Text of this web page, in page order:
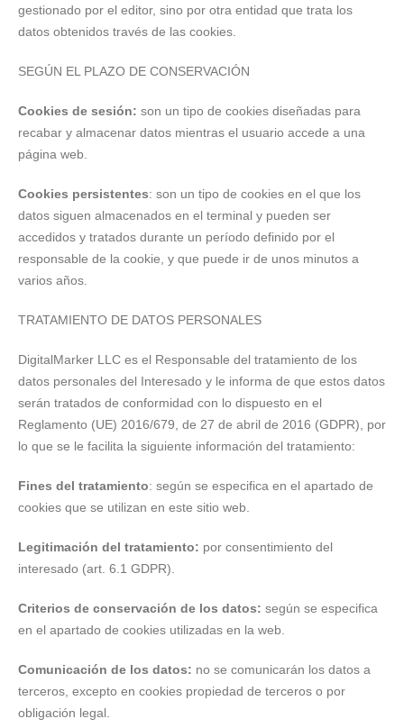
gestionado por el editor, sino por otra entidad que trata los
datos obtenidos través de las cookies.
SEGÚN EL PLAZO DE CONSERVACIÓN
Cookies de sesión: son un tipo de cookies diseñadas para
recabar y almacenar datos mientras el usuario accede a una
página web.
Cookies persistentes: son un tipo de cookies en el que los
datos siguen almacenados en el terminal y pueden ser
accedidos y tratados durante un período definido por el
responsable de la cookie, y que puede ir de unos minutos a
varios años.
TRATAMIENTO DE DATOS PERSONALES
DigitalMarker LLC es el Responsable del tratamiento de los
datos personales del Interesado y le informa de que estos datos
serán tratados de conformidad con lo dispuesto en el
Reglamento (UE) 2016/679, de 27 de abril de 2016 (GDPR), por
lo que se le facilita la siguiente información del tratamiento:
Fines del tratamiento: según se especifica en el apartado de
cookies que se utilizan en este sitio web.
Legitimación del tratamiento: por consentimiento del
interesado (art. 6.1 GDPR).
Criterios de conservación de los datos: según se especifica
en el apartado de cookies utilizadas en la web.
Comunicación de los datos: no se comunicarán los datos a
terceros, excepto en cookies propiedad de terceros o por
obligación legal.